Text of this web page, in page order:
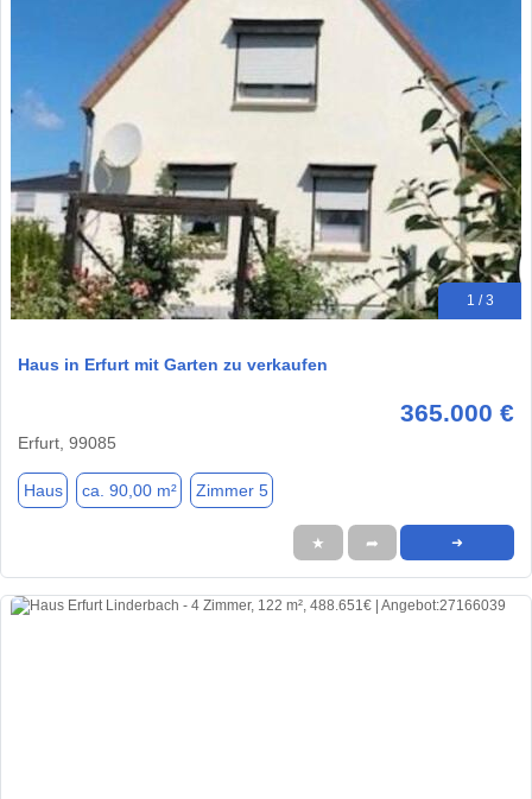
1 / 3
Haus in Erfurt mit Garten zu verkaufen
365.000 €
Erfurt, 99085
Haus ca. 90,00 m² Zimmer 5
★ ➦ ➜